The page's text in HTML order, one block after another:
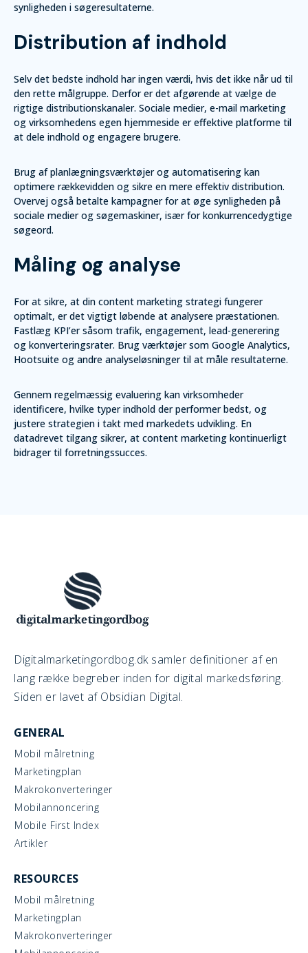
synligheden i søgeresultaterne.
Distribution af indhold
Selv det bedste indhold har ingen værdi, hvis det ikke når ud til
den rette målgruppe. Derfor er det afgørende at vælge de
rigtige distributionskanaler. Sociale medier, e-mail marketing
og virksomhedens egen hjemmeside er effektive platforme til
at dele indhold og engagere brugere.
Brug af planlægningsværktøjer og automatisering kan
optimere rækkevidden og sikre en mere effektiv distribution.
Overvej også betalte kampagner for at øge synligheden på
sociale medier og søgemaskiner, især for konkurrencedygtige
søgeord.
Måling og analyse
For at sikre, at din content marketing strategi fungerer
optimalt, er det vigtigt løbende at analysere præstationen.
Fastlæg KPI’er såsom trafik, engagement, lead-generering
og konverteringsrater. Brug værktøjer som Google Analytics,
Hootsuite og andre analyseløsninger til at måle resultaterne.
Gennem regelmæssig evaluering kan virksomheder
identificere, hvilke typer indhold der performer bedst, og
justere strategien i takt med markedets udvikling. En
datadrevet tilgang sikrer, at content marketing kontinuerligt
bidrager til forretningssucces.
Digitalmarketingordbog.dk samler definitioner af en
lang række begreber inden for digital markedsføring.
Siden er lavet af Obsidian Digital.
GENERAL
Mobil målretning
Marketingplan
Makrokonverteringer
Mobilannoncering
Mobile First Index
Artikler
RESOURCES
Mobil målretning
Marketingplan
Makrokonverteringer